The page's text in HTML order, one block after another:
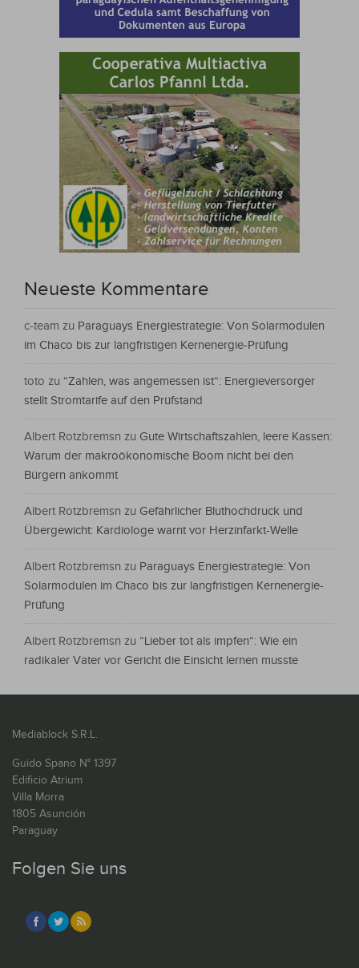
Neueste Kommentare
c-team zu Paraguays Energiestrategie: Von Solarmodulen
im Chaco bis zur langfristigen Kernenergie-Prüfung
toto zu “Zahlen, was angemessen ist“: Energieversorger
stellt Stromtarife auf den Prüfstand
Albert Rotzbremsn zu Gute Wirtschaftszahlen, leere Kassen:
Warum der makroökonomische Boom nicht bei den
Bürgern ankommt
Albert Rotzbremsn zu Gefährlicher Bluthochdruck und
Übergewicht: Kardiologe warnt vor Herzinfarkt-Welle
Albert Rotzbremsn zu Paraguays Energiestrategie: Von
Solarmodulen im Chaco bis zur langfristigen Kernenergie-
Prüfung
Albert Rotzbremsn zu “Lieber tot als impfen“: Wie ein
radikaler Vater vor Gericht die Einsicht lernen musste
Mediablock S.R.L.
Guido Spano N° 1397
Edificio Atrium
Villa Morra
1805 Asunción
Paraguay
Folgen Sie uns